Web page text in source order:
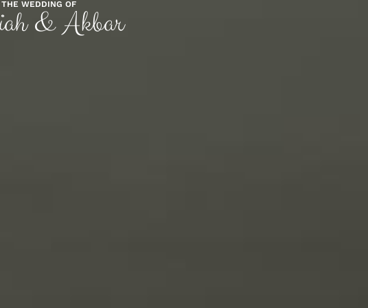
THE WEDDING OF
& Akbar